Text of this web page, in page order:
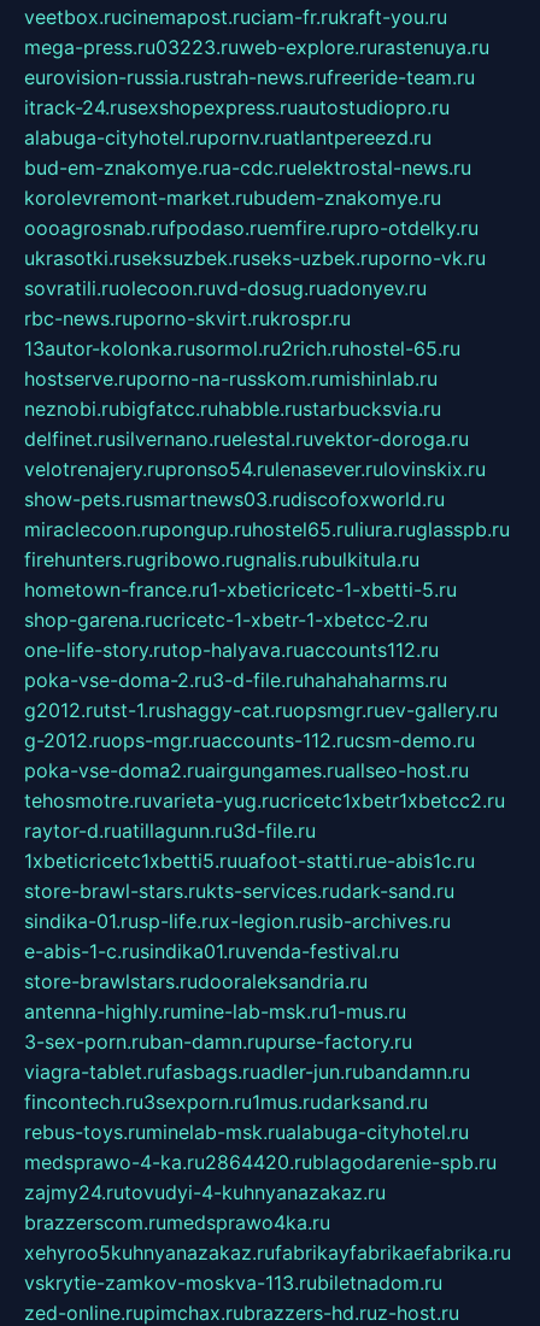
veetbox.rucinemapost.ruciam-fr.rukraft-you.ru
mega-press.ru03223.ruweb-explore.rurastenuya.ru
eurovision-russia.rustrah-news.rufreeride-team.ru
itrack-24.rusexshopexpress.ruautostudiopro.ru
alabuga-cityhotel.rupornv.ruatlantpereezd.ru
bud-em-znakomye.rua-cdc.ruelektrostal-news.ru
korolevremont-market.rubudem-znakomye.ru
oooagrosnab.rufpodaso.ruemfire.rupro-otdelky.ru
ukrasotki.ruseksuzbek.ruseks-uzbek.ruporno-vk.ru
sovratili.ruolecoon.ruvd-dosug.ruadonyev.ru
rbc-news.ruporno-skvirt.rukrospr.ru
13autor-kolonka.rusormol.ru2rich.ruhostel-65.ru
hostserve.ruporno-na-russkom.rumishinlab.ru
neznobi.rubigfatcc.ruhabble.rustarbucksvia.ru
delfinet.rusilvernano.ruelestal.ruvektor-doroga.ru
velotrenajery.rupronso54.rulenasever.rulovinskix.ru
show-pets.rusmartnews03.rudiscofoxworld.ru
miraclecoon.rupongup.ruhostel65.ruliura.ruglasspb.ru
firehunters.rugribowo.rugnalis.rubulkitula.ru
hometown-france.ru1-xbeticricetc-1-xbetti-5.ru
shop-garena.rucricetc-1-xbetr-1-xbetcc-2.ru
one-life-story.rutop-halyava.ruaccounts112.ru
poka-vse-doma-2.ru3-d-file.ruhahahaharms.ru
g2012.rutst-1.rushaggy-cat.ruopsmgr.ruev-gallery.ru
g-2012.ruops-mgr.ruaccounts-112.rucsm-demo.ru
poka-vse-doma2.ruairgungames.ruallseo-host.ru
tehosmotre.ruvarieta-yug.rucricetc1xbetr1xbetcc2.ru
raytor-d.ruatillagunn.ru3d-file.ru
1xbeticricetc1xbetti5.ruuafoot-statti.rue-abis1c.ru
store-brawl-stars.rukts-services.rudark-sand.ru
sindika-01.rusp-life.rux-legion.rusib-archives.ru
e-abis-1-c.rusindika01.ruvenda-festival.ru
store-brawlstars.rudooraleksandria.ru
antenna-highly.rumine-lab-msk.ru1-mus.ru
3-sex-porn.ruban-damn.rupurse-factory.ru
viagra-tablet.rufasbags.ruadler-jun.rubandamn.ru
fincontech.ru3sexporn.ru1mus.rudarksand.ru
rebus-toys.ruminelab-msk.rualabuga-cityhotel.ru
medsprawo-4-ka.ru2864420.rublagodarenie-spb.ru
zajmy24.rutovudyi-4-kuhnyanazakaz.ru
brazzerscom.rumedsprawo4ka.ru
xehyroo5kuhnyanazakaz.rufabrikayfabrikaefabrika.ru
vskrytie-zamkov-moskva-113.rubiletnadom.ru
zed-online.rupimchax.rubrazzers-hd.ruz-host.ru